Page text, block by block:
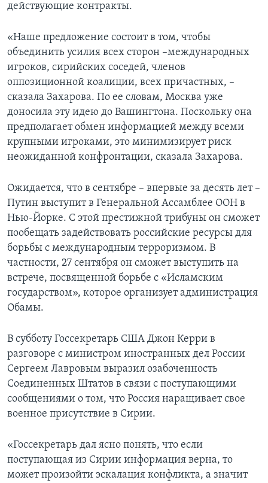
действующие контракты.
«Наше предложение состоит в том, чтобы
объединить усилия всех сторон –международных
игроков, сирийских соседей, членов
оппозиционной коалиции, всех причастных, –
сказала Захарова. По ее словам, Москва уже
доносила эту идею до Вашингтона. Поскольку она
предполагает обмен информацией между всеми
крупными игроками, это минимизирует риск
неожиданной конфронтации, сказала Захарова.
Ожидается, что в сентябре – впервые за десять лет –
Путин выступит в Генеральной Ассамблее ООН в
Нью-Йорке. С этой престижной трибуны он сможет
пообещать задействовать российские ресурсы для
борьбы с международным терроризмом. В
частности, 27 сентября он сможет выступить на
встрече, посвященной борьбе с «Исламским
государством», которое организует администрация
Обамы.
В субботу Госсекретарь США Джон Керри в
разговоре с министром иностранных дел России
Сергеем Лавровым выразил озабоченность
Соединенных Штатов в связи с поступающими
сообщениями о том, что Россия наращивает свое
военное присутствие в Сирии.
«Госсекретарь дал ясно понять, что если
поступающая из Сирии информация верна, то
может произойти эскалация конфликта, а значит